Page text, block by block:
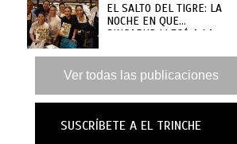
EL SALTO DEL TIGRE: LA
NOCHE EN QUE
SINGAPUR LLEGÓ A LA
Ver todas las publicaciones
SUSCRÍBETE A EL TRINCHE